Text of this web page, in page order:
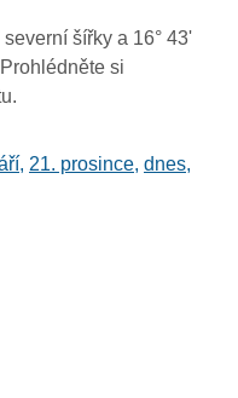
šířky a 16° 43'
si
, 21. prosince, dnes,